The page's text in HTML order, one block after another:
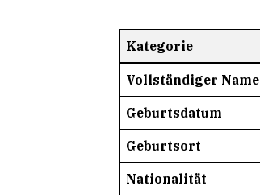
Kategorie
Vollständiger Name
Geburtsdatum
Geburtsort
Nationalität